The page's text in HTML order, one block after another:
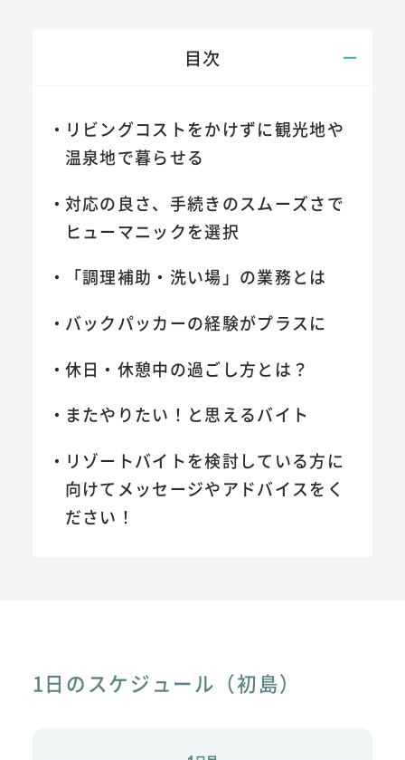
目次
リビングコストをかけずに観光地や
温泉地で暮らせる
対応の良さ、手続きのスムーズさで
ヒューマニックを選択
「調理補助・洗い場」の業務とは
バックパッカーの経験がプラスに
休日・休憩中の過ごし方とは？
またやりたい！と思えるバイト
リゾートバイトを検討している方に
向けてメッセージやアドバイスをく
ださい！
1日のスケジュール（初島）